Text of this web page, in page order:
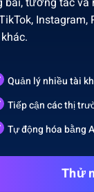
Instagram,
Quản lý nhiều tài
Tiếp cận các thị
Tự động hóa bằng
Thử